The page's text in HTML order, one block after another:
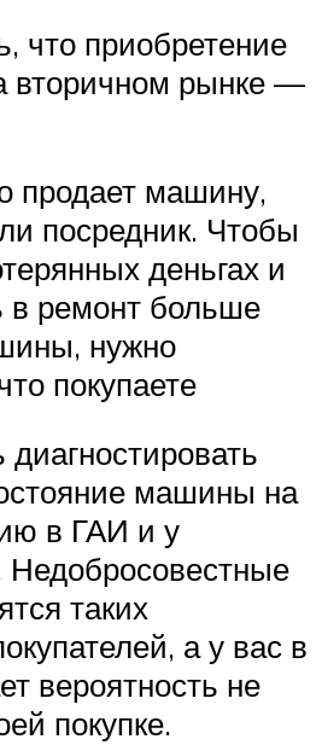
что приобретение
вторичном рынке —
продает машину,
посредник. Чтобы
деньгах и
в ремонт больше
нужно
покупаете
машины на
в ГАИ и у
Недобросовестные
таких
а у вас в
вероятность не
покупке.